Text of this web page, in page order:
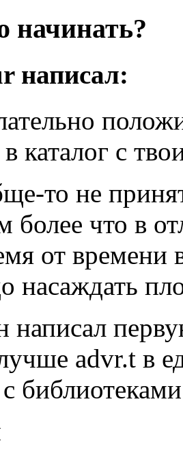
начинать?
написал:
каталог с
то не
более что в
от
насаждать
написал
advr.t в
с